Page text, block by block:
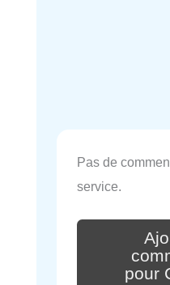
Pas de
service.
pour